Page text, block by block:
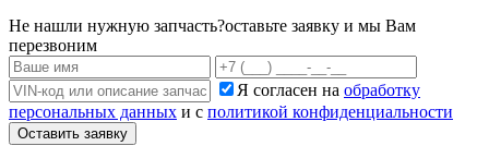
Не нашли нужную запчасть?оставьте заявку и мы Вам
перезвоним
Я согласен на обработку
персональных данных и с политикой конфиденциальности
Оставить заявку